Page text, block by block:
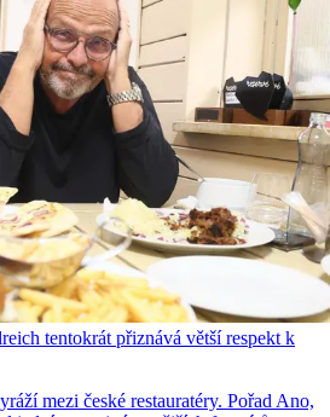
tentokrát přiznává větší respekt k
mezi české restauratéry. Pořad Ano,